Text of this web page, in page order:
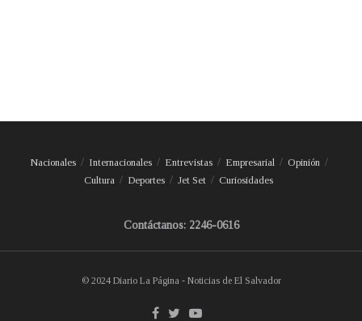
Nacionales Internacionales Entrevistas Empresarial
Opinión
Cultura
Deportes Jet Set Curiosidades
Contáctanos: 2246-0616
© 2024 Diario La Página - Noticias de El Salvador